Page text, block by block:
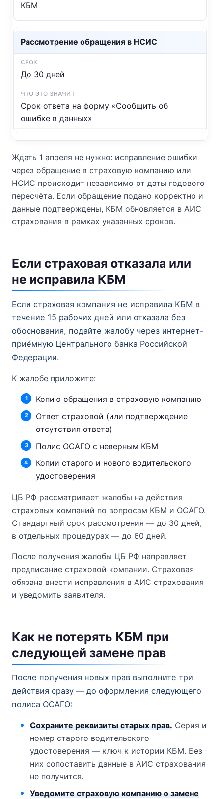
КБМ
Рассмотрение обращения в НСИС
До 30 дней
Срок ответа на форму «Сообщить об
ошибке в данных»
Ждать 1 апреля не нужно: исправление ошибки
через обращение в страховую компанию или
НСИС происходит независимо от даты годового
пересчёта. Если обращение подано корректно и
данные подтверждены, КБМ обновляется в АИС
страхования в рамках указанных сроков.
Если страховая отказала или
не исправила КБМ
Если страховая компания не исправила КБМ в
течение 15 рабочих дней или отказала без
обоснования, подайте жалобу через интернет-
приёмную Центрального банка Российской
Федерации.
К жалобе приложите:
Копию обращения в страховую компанию
Ответ страховой (или подтверждение
отсутствия ответа)
Полис ОСАГО с неверным КБМ
Копии старого и нового водительского
удостоверения
ЦБ РФ рассматривает жалобы на действия
страховых компаний по вопросам КБМ и ОСАГО.
Стандартный срок рассмотрения — до 30 дней,
в отдельных процедурах — до 60 дней.
После получения жалобы ЦБ РФ направляет
предписание страховой компании. Страховая
обязана внести исправления в АИС страхования
и уведомить заявителя.
Как не потерять КБМ при
следующей замене прав
После получения новых прав выполните три
действия сразу — до оформления следующего
полиса ОСАГО:
Сохраните реквизиты старых прав.Серия и
номер старого водительского
удостоверения — ключ к истории КБМ. Без
них сопоставить данные в АИС страхования
не получится.
Уведомите страховую компанию о замене